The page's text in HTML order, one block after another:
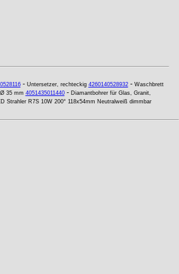
- Untersetzer, rechteckig 4260140528932- Waschbrett
35 mm 4051435011440- Diamantbohrer für Glas, Granit,
Strahler R7S 10W 200° 118x54mm Neutralweiß dimmbar